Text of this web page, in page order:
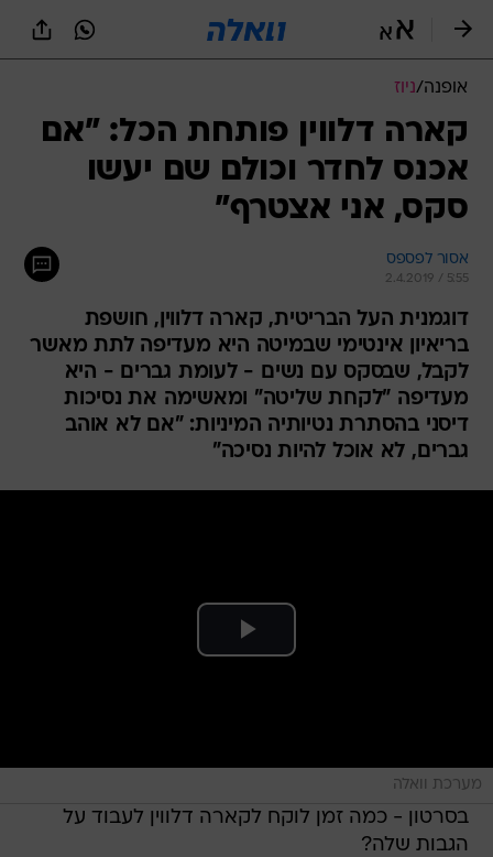
אופנה/ניוז
קארה דלווין פותחת הכל: "אם
אכנס לחדר וכולם שם יעשו
סקס, אני אצטרף"
אסור לפספס
2.4.2019 / 5:55
דוגמנית העל הבריטית, קארה דלווין, חושפת
בריאיון אינטימי שבמיטה היא מעדיפה לתת מאשר
לקבל, שבסקס עם נשים - לעומת גברים - היא
מעדיפה "לקחת שליטה" ומאשימה את נסיכות
דיסני בהסתרת נטיותיה המיניות: "אם לא אוהב
גברים, לא אוכל להיות נסיכה"
מערכת וואלה
בסרטון - כמה זמן לוקח לקארה דלווין לעבוד על
הגבות שלה?